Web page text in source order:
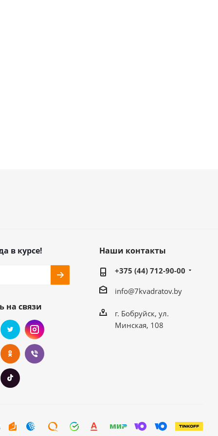
в курсе!
на связи
Наши контакты
+375 (44) 712-90-00
info@7kvadratov.by
г. Бобруйск, ул.
Минская, 108